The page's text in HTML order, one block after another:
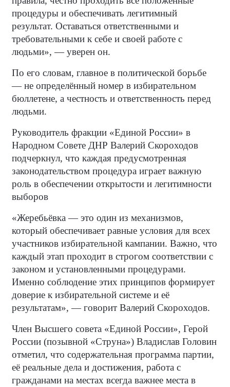
процедуры и обеспечивать легитимный
результат. Оставаться ответственными и
требовательными к себе и своей работе с
людьми», — уверен он.
По его словам, главное в политической борьбе
— не определённый номер в избирательном
бюллетене, а честность и ответственность перед
людьми.
Руководитель фракции «Единой России» в
Народном Совете ДНР Валерий Скороходов
подчеркнул, что каждая предусмотренная
законодательством процедура играет важную
роль в обеспечении открытости и легитимности
выборов
«Жеребьёвка — это один из механизмов,
который обеспечивает равные условия для всех
участников избирательной кампании. Важно, что
каждый этап проходит в строгом соответствии с
законом и установленными процедурами.
Именно соблюдение этих принципов формирует
доверие к избирательной системе и её
результатам», — говорит Валерий Скороходов.
Член Высшего совета «Единой России», Герой
России (позывной «Струна») Владислав Головин
отметил, что содержательная программа партии,
её реальные дела и достижения, работа с
гражданами на местах всегда важнее места в